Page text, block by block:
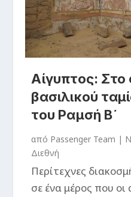
Αίγυπτος:
βασιλικού
του Ραμσή Β΄
από Passenger Team |
Διεθνή
Περίτεχνες
σε ένα μέρος που